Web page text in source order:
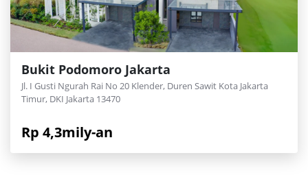
Bukit Podomoro Jakarta
Jl. I Gusti Ngurah Rai No 20 Klender, Duren Sawit Kota Jakarta
Timur, DKI Jakarta 13470
Rp 4,3mily-an